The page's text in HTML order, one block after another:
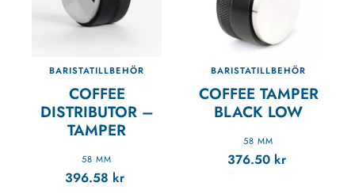
BARISTATILLBEHÖR
COFFEE
DISTRIBUTOR –
TAMPER
58 MM
396.58 kr
BARISTATILLBEHÖR
COFFEE TAMPER
BLACK LOW
58 MM
376.50 kr